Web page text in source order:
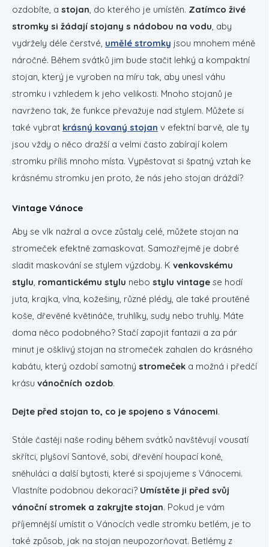
ozdobíte, a stojan, do kterého je umístěn. Zatímco živé
stromky si žádají stojany s nádobou na vodu, aby
vydržely déle čerstvé, umělé stromky jsou mnohem méně
náročné. Během svátků jim bude stačit lehký a kompaktní
stojan, který je vyroben na míru tak, aby unesl váhu
stromku i vzhledem k jeho velikosti. Mnoho stojanů je
navrženo tak, že funkce převažuje nad stylem. Můžete si
také vybrat krásný kovaný stojan v efektní barvě, ale ty
jsou vždy o něco dražší a velmi často zabírají kolem
stromku příliš mnoho místa. Vypěstovat si špatný vztah ke
krásnému stromku jen proto, že nás jeho stojan dráždí?
Vintage Vánoce
Aby se vlk nažral a ovce zůstaly celé, můžete stojan na
stromeček efektně zamaskovat. Samozřejmě je dobré
sladit maskování se stylem výzdoby. K venkovskému
stylu, romantickému stylu nebo stylu vintage se hodí
juta, krajka, vlna, kožešiny, různé plédy, ale také proutěné
koše, dřevěné květináče, truhlíky, sudy nebo truhly. Máte
doma něco podobného? Stačí zapojit fantazii a za pár
minut je ošklivý stojan na stromeček zahalen do krásného
kabátu, který ozdobí samotný stromeček a možná i předčí
krásu vánočních ozdob.
Dejte před stojan to, co je spojeno s Vánocemi.
Stále častěji naše rodiny během svátků navštěvují vousatí
skřítci, plyšoví Santové, sobi, dřevění houpací koně,
sněhuláci a další bytosti, které si spojujeme s Vánocemi.
Vlastníte podobnou dekoraci? Umístěte ji před svůj
vánoční stromek a zakryjte stojan. Pokud je vám
příjemnější umístit o Vánocích vedle stromku betlém, je to
také způsob, jak na stojan neupozorňovat. Betlémy z